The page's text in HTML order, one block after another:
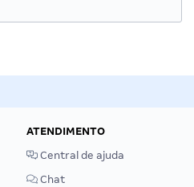
ATENDIMENTO
Central de ajuda
Chat